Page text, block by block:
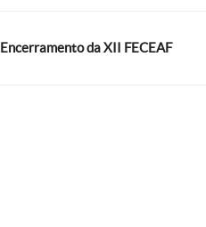
Encerramento da XII FECEAF